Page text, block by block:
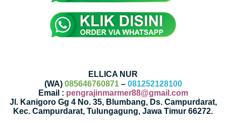
ELLICA NUR
(WA) 085646760871– 081252128100
Email : pengrajinmarmer88@gmail.com
Jl. Kanigoro Gg 4 No. 35, Blumbang, Ds. Campurdarat,
Kec. Campurdarat, Tulungagung, Jawa Timur 66272.